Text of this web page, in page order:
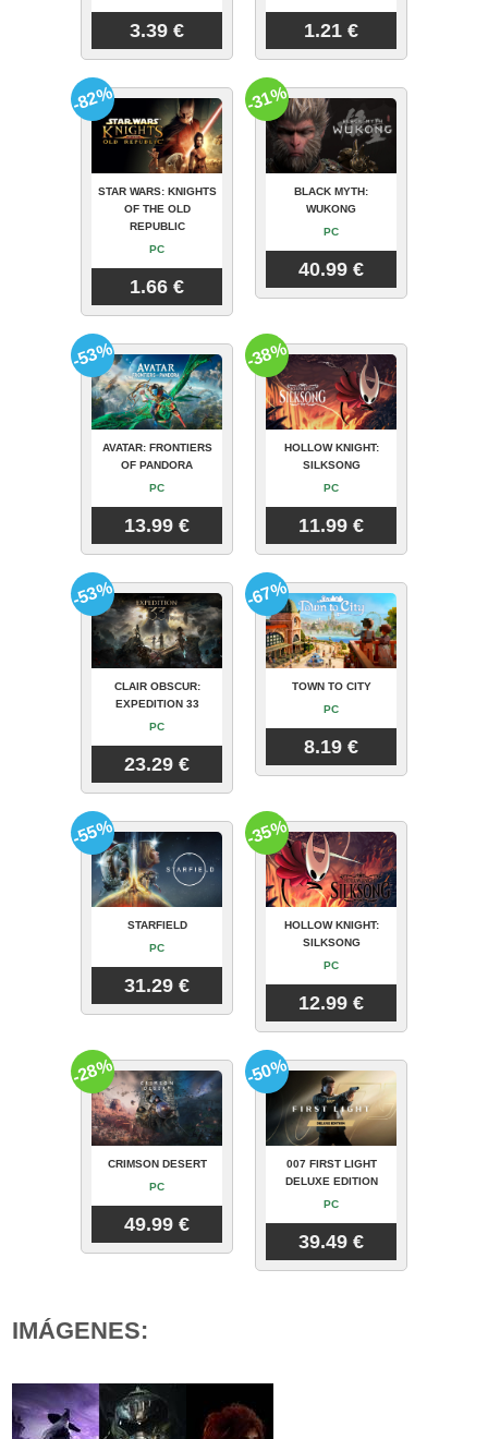
3.39 € 1.21 €
STAR WARS: KNIGHTS
OF THE OLD
REPUBLIC
PC
1.66 €
-82%
BLACK MYTH:
WUKONG
PC
40.99 €
-31%
AVATAR: FRONTIERS
OF PANDORA
PC
13.99 €
-53%
HOLLOW KNIGHT:
SILKSONG
PC
11.99 €
-38%
CLAIR OBSCUR:
EXPEDITION 33
PC
23.29 €
-53%
TOWN TO CITY
PC
8.19 €
-67%
STARFIELD
PC
31.29 €
-55%
HOLLOW KNIGHT:
SILKSONG
PC
12.99 €
-35%
CRIMSON DESERT
PC
49.99 €
-28%
007 FIRST LIGHT
DELUXE EDITION
PC
39.49 €
-50%
IMÁGENES: